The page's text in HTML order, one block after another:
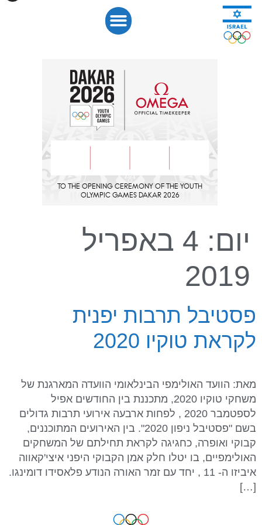
לתוכן
יום:
4 באפריל
2019
פסטיבל תרבות יפנית
לקראת טוקיו 2020
מאת: הוועד האולימפי הבינלאומי הוועדה המארגנת של
משחקי טוקיו 2020, מתכננת בין החודשים אפיל
לספטמבר 2020 , לפחות ארבעה אירועי תרבות גדולים
בשם "פסטיבל ניפון 2020". בין האירועים המתוכננים,
קבוקי ואופרה, כחגיגה לקראת תחילתם של המשחקים
האולימפיים, בו יטלו חלק אמן הקבוקי היפני איצי'קאווה
איביזו ה- 11 , יחד עם זמר האורה הנודע פלאסידו דומינגו.
[…]